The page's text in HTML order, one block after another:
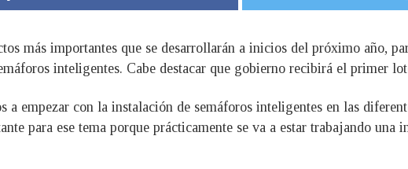
más importantes que se desarrollarán a inicios del próximo año,
inteligentes. Cabe destacar que gobierno recibirá el primer
a empezar con la instalación de semáforos inteligentes en las
para ese tema porque prácticamente se va a estar trabajando